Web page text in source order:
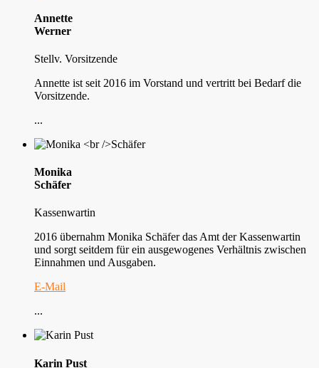
Annette
Werner
Stellv. Vorsitzende
Annette ist seit 2016 im Vorstand und vertritt bei Bedarf die
Vorsitzende.
...
Monika
Schäfer
Kassenwartin
2016 übernahm Monika Schäfer das Amt der Kassenwartin
und sorgt seitdem für ein ausgewogenes Verhältnis zwischen
Einnahmen und Ausgaben.
E-Mail
...
Karin Pust